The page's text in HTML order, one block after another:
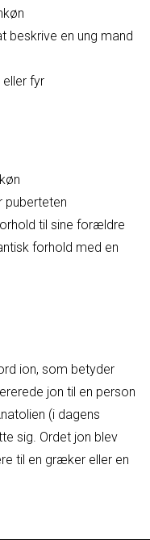
beskrive en ung mand
fyr
puberteten
til sine forældre
forhold med en
ion, som betyder
jon til en person
(i dagens
sig. Ordet jon blev
til en græker eller en